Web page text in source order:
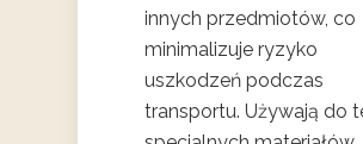
innych przedmiotów, co
minimalizuje ryzyko
uszkodzeń podczas
transportu. Używają do